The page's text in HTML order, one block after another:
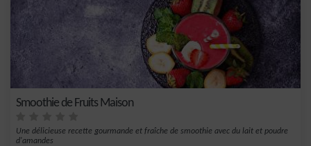
Smoothie de Fruits Maison
Une délicieuse recette gourmande et fraîche de smoothie avec du lait et poudre
d'amandes